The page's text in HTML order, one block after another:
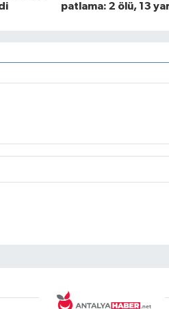
patlama: 2 ölü, 13